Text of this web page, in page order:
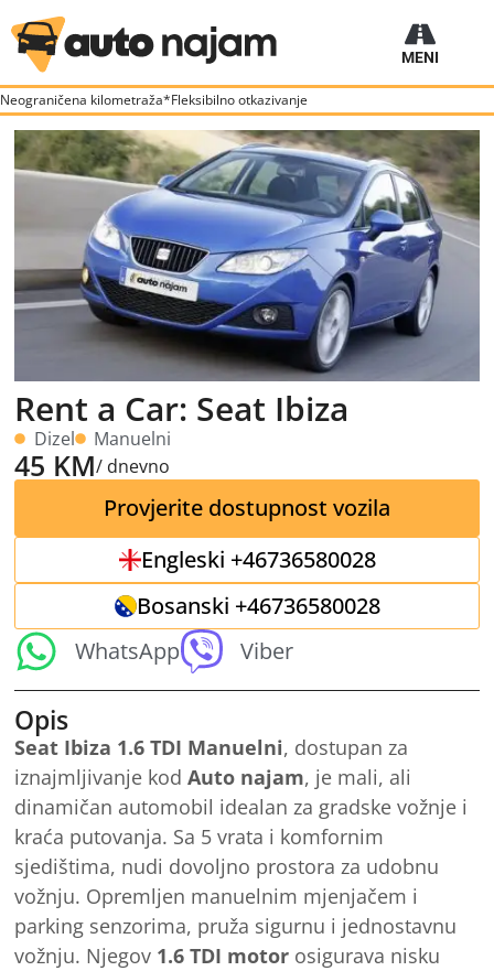
MENI
Neograničena kilometraža*Fleksibilno otkazivanje
Rent a Car: Seat Ibiza
Dizel Manuelni
45 KM/ dnevno
Provjerite dostupnost vozila
Engleski +46736580028
Bosanski +46736580028
WhatsApp
Viber
Opis
Seat Ibiza 1.6 TDI Manuelni, dostupan za
iznajmljivanje kodAuto najam, je mali, ali
dinamičan automobil idealan za gradske vožnje i
kraća putovanja. Sa 5 vrata i komfornim
sjedištima, nudi dovoljno prostora za udobnu
vožnju. Opremljen manuelnim mjenjačem i
parking senzorima, pruža sigurnu i jednostavnu
vožnju. Njegov 1.6 TDI motor osigurava nisku